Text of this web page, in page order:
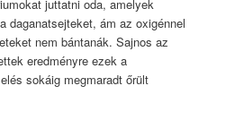
juttatni oda, amelyek
daganatsejteket, ám az oxigénnel
nem bántanák. Sajnos az
eredményre ezek a
sokáig megmaradt őrült